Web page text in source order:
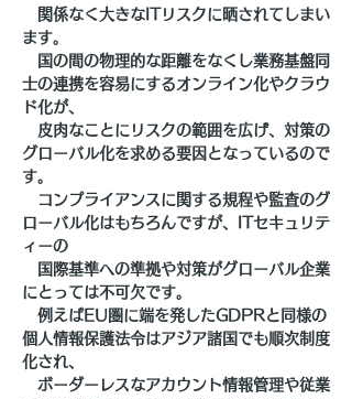
関係なく大きなITリスクに晒されてしまい
ます。
国の間の物理的な距離をなくし業務基盤同
士の連携を容易にするオンライン化やクラウ
ド化が、
皮肉なことにリスクの範囲を広げ、対策の
グローバル化を求める要因となっているので
す。
コンプライアンスに関する規程や監査のグ
ローバル化はもちろんですが、ITセキュリテ
ィーの
国際基準への準拠や対策がグローバル企業
にとっては不可欠です。
例えばEU圏に端を発したGDPRと同様の
個人情報保護法令はアジア諸国でも順次制度
化され、
ボーダーレスなアカウント情報管理や従業